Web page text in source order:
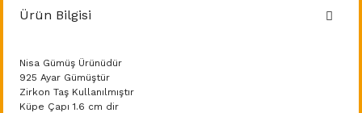
Ürün Bilgisi
Nisa Gümüş Ürünüdür
925 Ayar Gümüştür
Zirkon Taş Kullanılmıştır
Küpe Çapı 1.6 cm dir